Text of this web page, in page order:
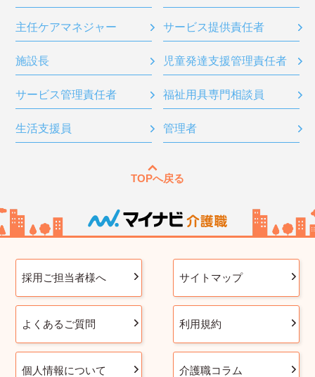
主任ケアマネジャー サービス提供責任者
施設長 児童発達支援管理責任者
サービス管理責任者 福祉用具専門相談員
生活支援員 管理者
TOPへ戻る
採用ご担当者様へ サイトマップ
よくあるご質問 利用規約
個人情報について 介護職コラム